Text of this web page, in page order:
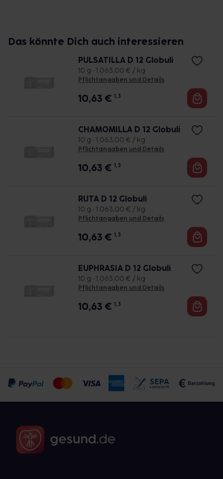
Das könnte Dich auch interessieren
PULSATILLA D 12 Globuli
10 g • 1.063,00 € / kg
Pflichtangaben und Details
10,63 € 1, 3
CHAMOMILLA D 12 Globuli
10 g • 1.063,00 € / kg
Pflichtangaben und Details
10,63 € 1, 3
RUTA D 12 Globuli
10 g • 1.063,00 € / kg
Pflichtangaben und Details
10,63 € 1, 3
EUPHRASIA D 12 Globuli
10 g • 1.063,00 € / kg
Pflichtangaben und Details
10,63 € 1, 3